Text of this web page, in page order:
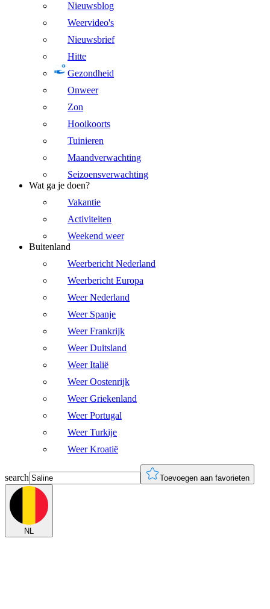
Nieuwsblog
Weervideo's
Nieuwsbrief
Hitte
Gezondheid
Onweer
Zon
Hooikoorts
Tuinieren
Maandverwachting
Seizoensverwachting
Wat ga je doen?
Vakantie
Activiteiten
Weekend weer
Buitenland
Weerbericht Nederland
Weerbericht Europa
Weer Nederland
Weer Spanje
Weer Frankrijk
Weer Duitsland
Weer Italië
Weer Oostenrijk
Weer Griekenland
Weer Portugal
Weer Turkije
Weer Kroatië
search Toevoegen aan favorieten
NL